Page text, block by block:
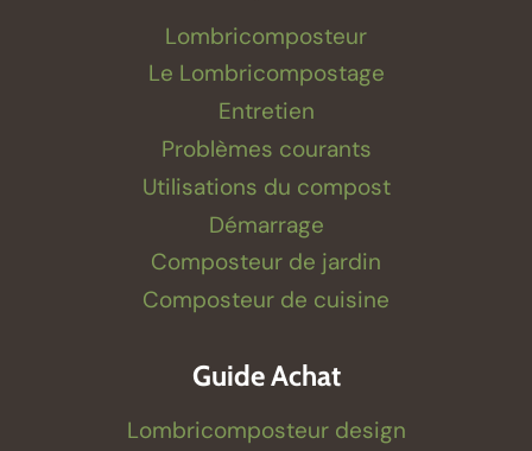
Lombricomposteur
Le Lombricompostage
Entretien
Problèmes courants
Utilisations du compost
Démarrage
Composteur de jardin
Composteur de cuisine
Guide Achat
Lombricomposteur design